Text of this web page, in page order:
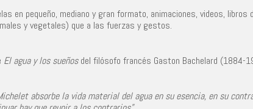
en pequeño, mediano y gran formato, animaciones, videos,
y vegetales) que a las fuerzas y gestos.
El agua y los sueñosdel filósofo francés Gaston Bachelard (1884-
absorbe la vida material del agua en su esencia, en su